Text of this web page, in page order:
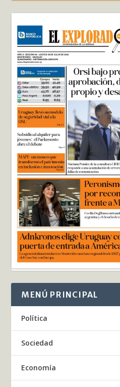
MENÚ PRINCIPAL
Política
Sociedad
Economía